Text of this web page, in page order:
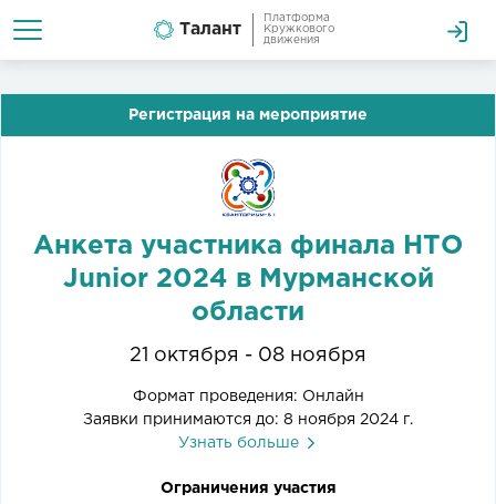
Талант
Платформа
Кружкового
движения
Регистрация на мероприятие
Анкета участника финала НТО
Junior 2024 в Мурманской
области
21 октября - 08 ноября
Формат проведения: Онлайн
Заявки принимаются до: 8 ноября 2024 г.
Узнать больше
Ограничения участия